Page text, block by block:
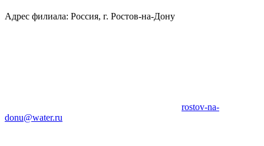
Адрес филиала: Россия, г. Ростов-на-Дону
rostov-na-
donu@water.ru